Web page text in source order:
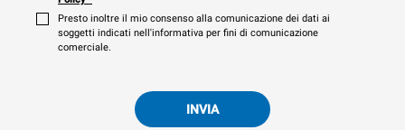
Presto inoltre il mio consenso alla comunicazione dei dati ai
soggetti indicati nell'informativa per fini di comunicazione
comerciale.
INVIA